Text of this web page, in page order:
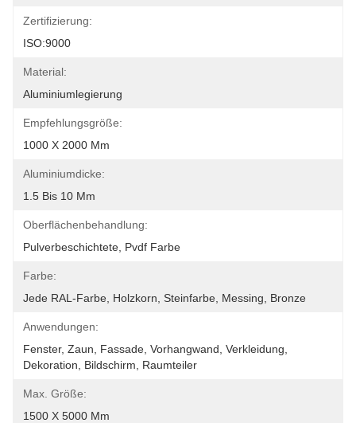
Zertifizierung:
ISO:9000
Material:
Aluminiumlegierung
Empfehlungsgröße:
1000 X 2000 Mm
Aluminiumdicke:
1.5 Bis 10 Mm
Oberflächenbehandlung:
Pulverbeschichtete, Pvdf Farbe
Farbe:
Jede RAL-Farbe, Holzkorn, Steinfarbe, Messing, Bronze
Anwendungen:
Fenster, Zaun, Fassade, Vorhangwand, Verkleidung,
Dekoration, Bildschirm, Raumteiler
Max. Größe:
1500 X 5000 Mm